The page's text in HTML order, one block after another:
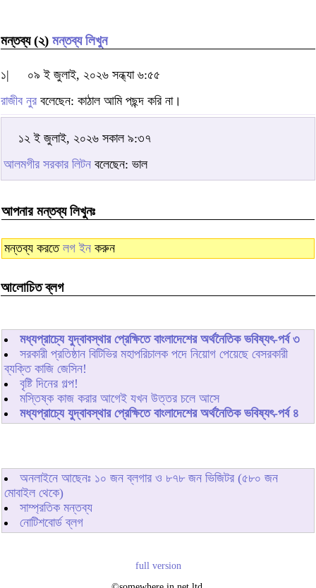
মন্তব্য (২) মন্তব্য লিখুন
১|
০৯ ই জুলাই, ২০২৬ সন্ধ্যা ৬:৫৫
রাজীব নুর বলেছেন: কাঠাল আমি পছন্দ করি না।
১২ ই জুলাই, ২০২৬ সকাল ৯:৩৭
আলমগীর সরকার লিটন বলেছেন: ভাল
আপনার মন্তব্য লিখুনঃ
মন্তব্য করতে লগ ইন করুন
আলোচিত ব্লগ
মধ্যপ্রাচ্যে যুদ্বাবস্থার প্রেক্ষিতে বাংলাদেশের অর্থনৈতিক ভবিষ্যৎ-পর্ব ৩
সরকারী প্রতিষ্ঠান বিটিভির মহাপরিচালক পদে নিয়োগ পেয়েছে বেসরকারী
ব্যক্তি কাজি জেসিন!
বৃষ্টি দিনের গল্প!
মস্তিষ্ক কাজ করার আগেই যখন উত্তর চলে আসে
মধ্যপ্রাচ্যে যুদ্বাবস্থার প্রেক্ষিতে বাংলাদেশের অর্থনৈতিক ভবিষ্যৎ-পর্ব ৪
অনলাইনে আছেনঃ ১০ জন ব্লগার ও ৮৭৮জন ভিজিটর (৫৮০ জন
মোবাইল থেকে)
সাম্প্রতিক মন্তব্য
নোটিশবোর্ড ব্লগ
full version